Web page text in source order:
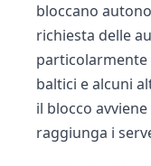
bloccano
richiesta delle
particolarmente
baltici e alcuni
il blocco
raggiunga i